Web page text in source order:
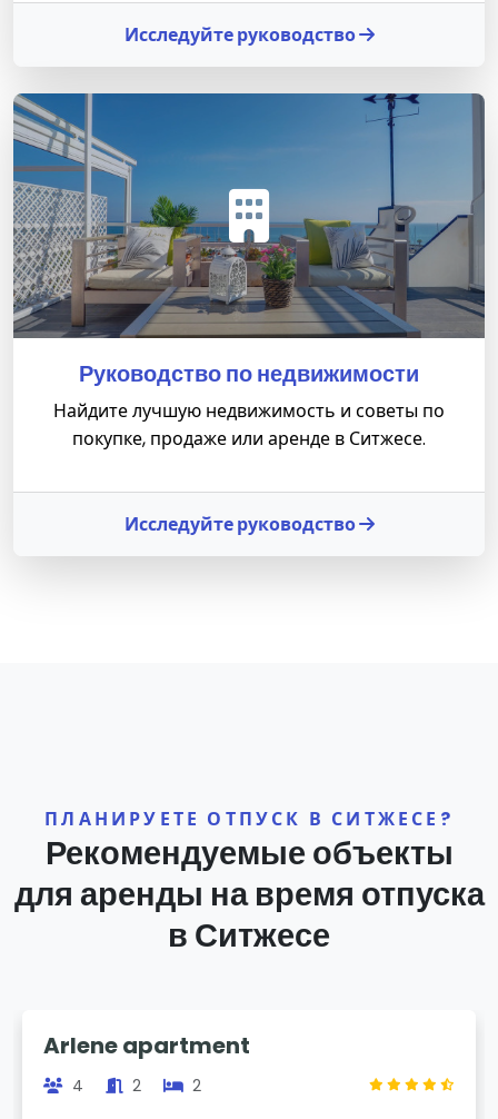
Исследуйте руководство
Руководство по недвижимости
Найдите лучшую недвижимость и советы по
покупке, продаже или аренде в Ситжесе.
Исследуйте руководство
ПЛАНИРУЕТЕ ОТПУСК В СИТЖЕСЕ?
Рекомендуемые объекты
для аренды на время отпуска
в Ситжесе
Arlene apartment
4 2 2